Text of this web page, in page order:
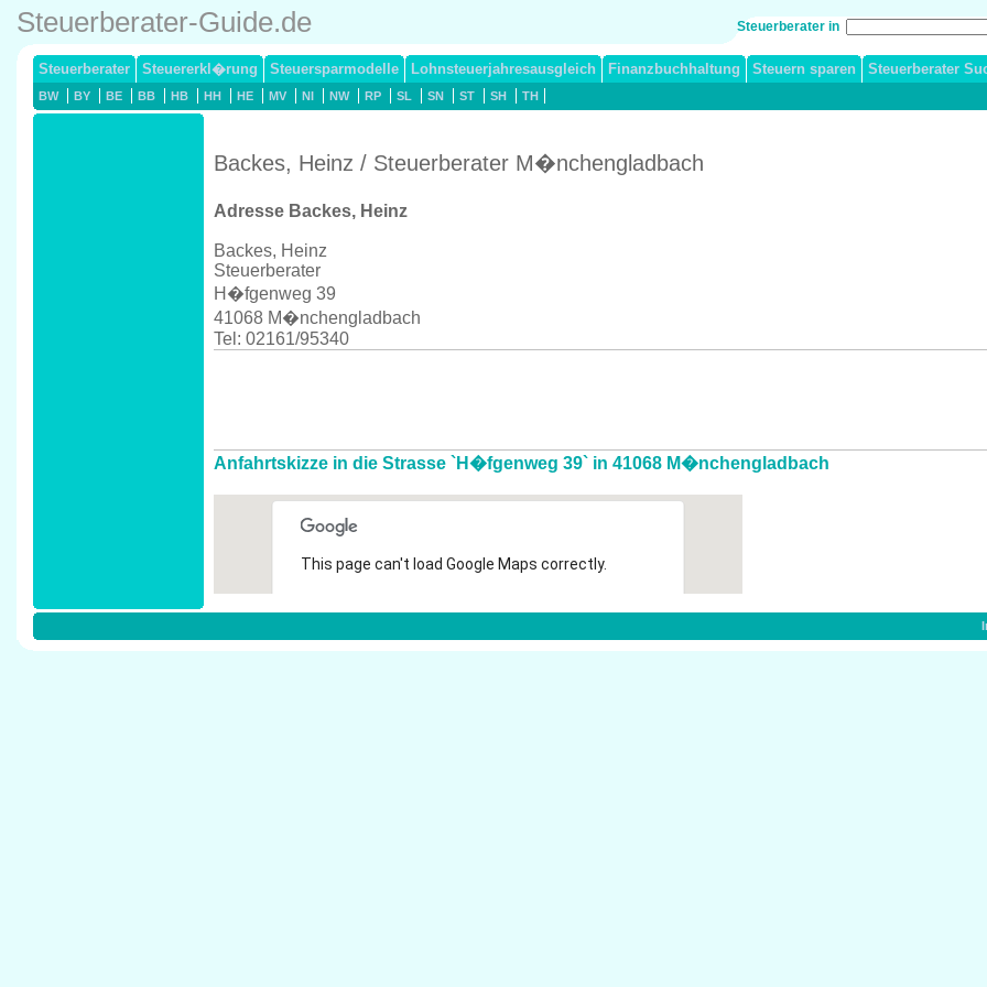
Steuerberater-Guide.de Steuerberater in
Steuerberater Steuererkl�rung Steuersparmodelle Lohnsteuerjahresausgleich Finanzbuchhaltung Steuern sparen Steuerberater
BW BY BE BB HB HH HE MV NI NW RP SL SN ST SH TH
Backes, Heinz / Steuerberater M�nchengladbach
Adresse Backes, Heinz
Backes, Heinz
Steuerberater
H�fgenweg 39
41068 M�nchengladbach
Tel: 02161/95340
Anfahrtskizze in die Strasse `H�fgenweg 39` in 41068 M�nchengladbach
This page can't load Google Maps correctly.
Do you own this website? OK